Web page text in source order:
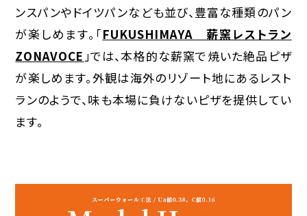
ンスパンやドイツパンなども並び、豊富な種類のパン
が楽しめます。「FUKUSHIMAYA 薪窯レストラン
ZONAVOCE」では、本格的な薪窯で焼いた絶品ピザ
が楽しめます。外観は海外のリゾート地にあるレスト
ランのようで、味も本場に負けないピザを提供してい
ます。